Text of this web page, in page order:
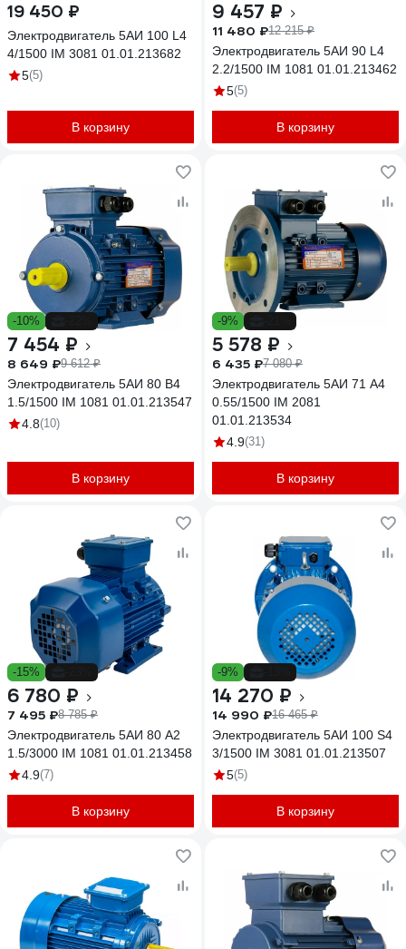
19 450 ₽
Электродвигатель 5АИ 100 L4
4/1500 IM 3081 01.01.213682
5(5)
В корзину
9 457 ₽
11 480 ₽12 215 ₽
Электродвигатель 5АИ 90 L4
2.2/1500 IM 1081 01.01.213462
5(5)
В корзину
-10%
7 454 ₽
8 649 ₽9 612 ₽
Электродвигатель 5АИ 80 В4
1.5/1500 IM 1081 01.01.213547
4.8(10)
В корзину
-9%
5 578 ₽
6 435 ₽7 080 ₽
Электродвигатель 5АИ 71 А4
0.55/1500 IM 2081
01.01.213534
4.9(31)
В корзину
-15%
6 780 ₽
7 495 ₽8 785 ₽
Электродвигатель 5АИ 80 А2
1.5/3000 IM 1081 01.01.213458
4.9(7)
В корзину
-9%
14 270 ₽
14 990 ₽16 465 ₽
Электродвигатель 5АИ 100 S4
3/1500 IM 3081 01.01.213507
5(5)
В корзину